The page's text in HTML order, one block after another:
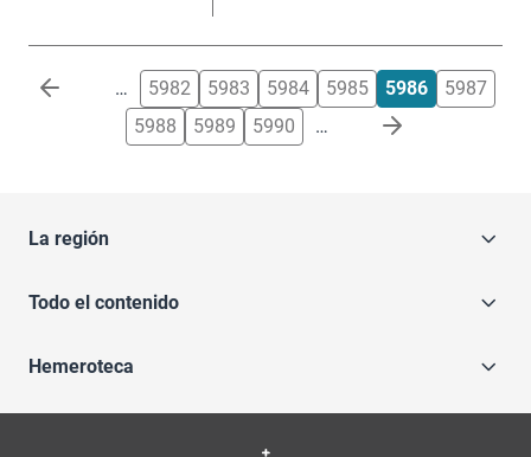
Paginación … 5982 5983 5984 5985 5986
5987
5988
5989 5990 …
La región
Todo el contenido
Hemeroteca